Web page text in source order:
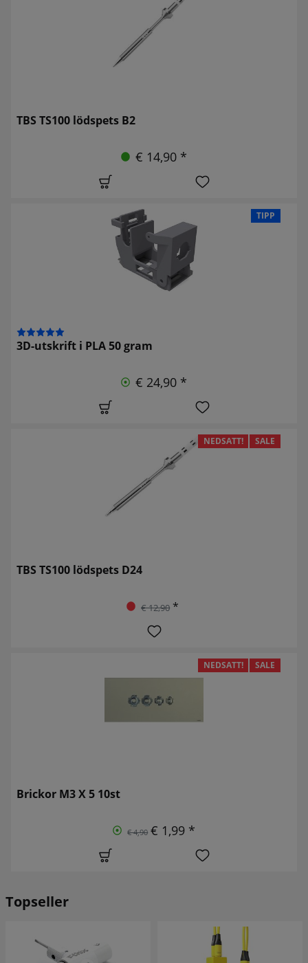
TBS TS100 lödspets B2
€ 14,90 *
TIPP
3D-utskrift i PLA 50 gram
€ 24,90 *
NEDSATT! SALE
TBS TS100 lödspets D24
€ 12,90 *
NEDSATT! SALE
Brickor M3 X 5 10st
€ 4,90 € 1,99 *
Topseller